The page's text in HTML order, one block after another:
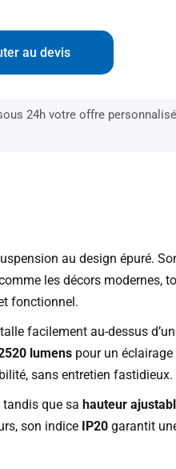
au devis
24h votre offre
au design épuré.
les décors modernes,
fonctionnel.
facilement au-dessus
lumenspour un éclairage
sans entretien fastidieux.
que sa hauteur
son indice IP20garantit